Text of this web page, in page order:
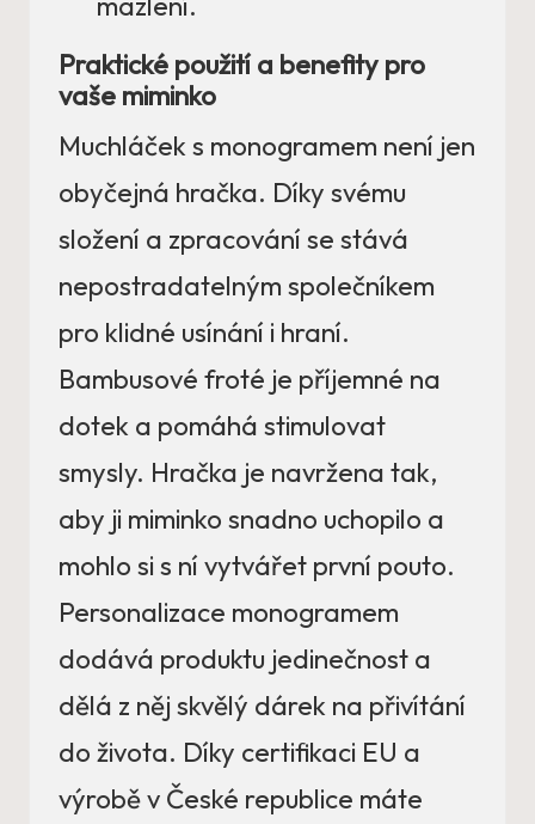
Praktické použití a benefity pro
vaše miminko
Muchláček s monogramem není jen
obyčejná hračka. Díky svému
složení a zpracování se stává
nepostradatelným společníkem
pro klidné usínání i hraní.
Bambusové froté je příjemné na
dotek a pomáhá stimulovat
smysly. Hračka je navržena tak,
aby ji miminko snadno uchopilo a
mohlo si s ní vytvářet první pouto.
Personalizace monogramem
dodává produktu jedinečnost a
dělá z něj skvělý dárek na přivítání
do života. Díky certifikaci EU a
výrobě v České republice máte